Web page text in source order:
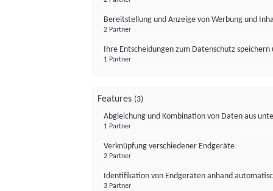
Bereitstellung und Anzeige von Werbung und
2 Partner
Ihre Entscheidungen zum Datenschutz
1 Partner
Features (3)
Abgleichung und Kombination von Daten aus
1 Partner
Verknüpfung verschiedener Endgeräte
2 Partner
Identifikation von Endgeräten anhand
3 Partner